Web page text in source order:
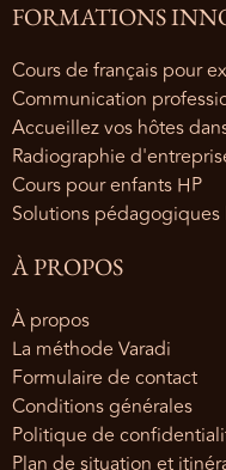
FORMATIONS
Cours de français pour
Communication
Accueillez vos hôtes
Radiographie
Cours pour enfants HP
Solutions pédagogiques
À PROPOS
À propos
La méthode Varadi
Formulaire de contact
Conditions générales
Politique de
Plan de situation et